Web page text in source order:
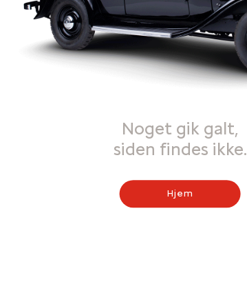
Noget gik galt,
siden findes ikke.
Hjem